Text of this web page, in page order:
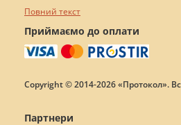
Повний текст
Приймаємо до оплати
Copyright © 2014-2026 «Протокол».
Партнери